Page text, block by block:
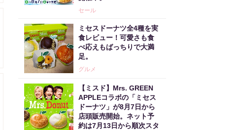
セール
ミセスドーナツ全4種を実
食レビュー！可愛さも食
べ応えもばっちりで大満
足。
グルメ
【ミスド】Mrs. GREEN
APPLEコラボの「ミセス
ドーナツ」が8月7日から
店頭販売開始。ネット予
約は7月13日から順次スタ